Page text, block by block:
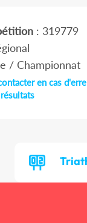
: 319779
/ Championnat
en cas